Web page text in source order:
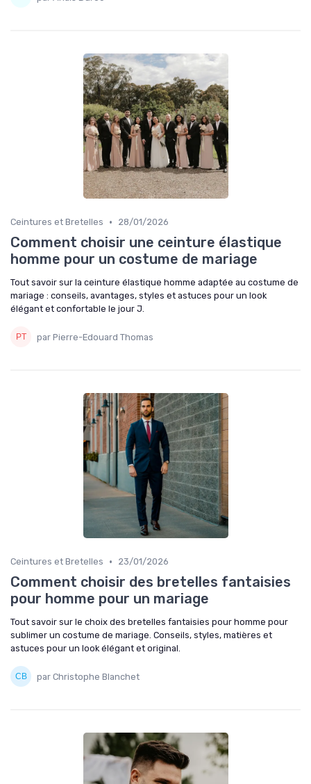
Ceintures et Bretelles • 28/01/2026
Comment choisir une ceinture élastique
homme pour un costume de mariage
Tout savoir sur la ceinture élastique homme adaptée au costume de
mariage : conseils, avantages, styles et astuces pour un look
élégant et confortable le jour J.
par Pierre-Edouard Thomas
Ceintures et Bretelles • 23/01/2026
Comment choisir des bretelles fantaisies
pour homme pour un mariage
Tout savoir sur le choix des bretelles fantaisies pour homme pour
sublimer un costume de mariage. Conseils, styles, matières et
astuces pour un look élégant et original.
par Christophe Blanchet